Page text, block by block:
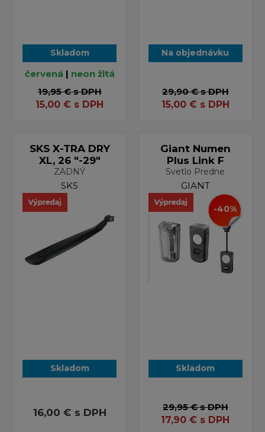
Skladom
červená | neon žltá
19,95 €s DPH
15,00 € s DPH
Na objednávku
29,90 €s DPH
15,00€ s DPH
SKS X-TRA DRY
XL, 26 "-29"
ZADNÝ
SKS
Skladom
16,00 € s DPH
Giant Numen
Plus Link F
Svetlo Predne
GIANT
-40%
Skladom
29,95 €s DPH
17,90 € s DPH